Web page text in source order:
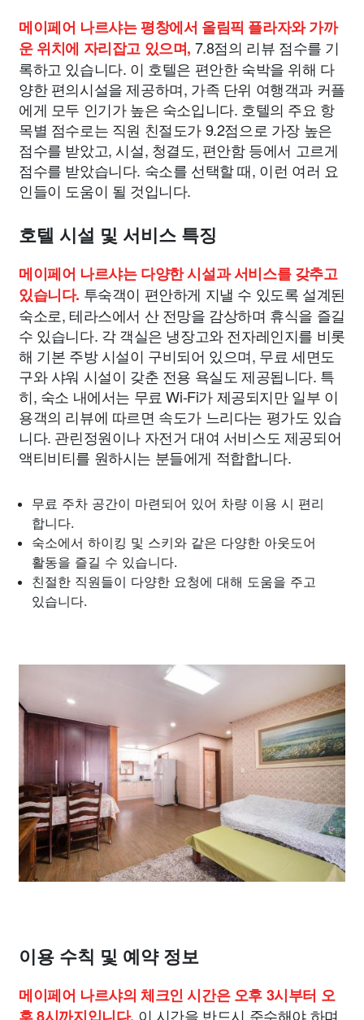
메이페어 나르샤는 평창에서 올림픽 플라자와 가까
운 위치에 자리잡고 있으며, 7.8점의 리뷰 점수를 기
록하고 있습니다. 이 호텔은 편안한 숙박을 위해 다
양한 편의시설을 제공하며, 가족 단위 여행객과 커플
에게 모두 인기가 높은 숙소입니다. 호텔의 주요 항
목별 점수로는 직원 친절도가 9.2점으로 가장 높은
점수를 받았고, 시설, 청결도, 편안함 등에서 고르게
점수를 받았습니다. 숙소를 선택할 때, 이런 여러 요
인들이 도움이 될 것입니다.
호텔 시설 및 서비스 특징
메이페어 나르샤는 다양한 시설과 서비스를 갖추고
있습니다. 투숙객이 편안하게 지낼 수 있도록 설계된
숙소로, 테라스에서 산 전망을 감상하며 휴식을 즐길
수 있습니다. 각 객실은 냉장고와 전자레인지를 비롯
해 기본 주방 시설이 구비되어 있으며, 무료 세면도
구와 샤워 시설이 갖춘 전용 욕실도 제공됩니다. 특
히, 숙소 내에서는 무료 Wi-Fi가 제공되지만 일부 이
용객의 리뷰에 따르면 속도가 느리다는 평가도 있습
니다. 관린정원이나 자전거 대여 서비스도 제공되어
액티비티를 원하시는 분들에게 적합합니다.
무료 주차 공간이 마련되어 있어 차량 이용 시 편리
합니다.
숙소에서 하이킹 및 스키와 같은 다양한 아웃도어
활동을 즐길 수 있습니다.
친절한 직원들이 다양한 요청에 대해 도움을 주고
있습니다.
이용 수칙 및 예약 정보
메이페어 나르샤의 체크인 시간은 오후 3시부터 오
이 시간을 반드시 준수해야 하며,